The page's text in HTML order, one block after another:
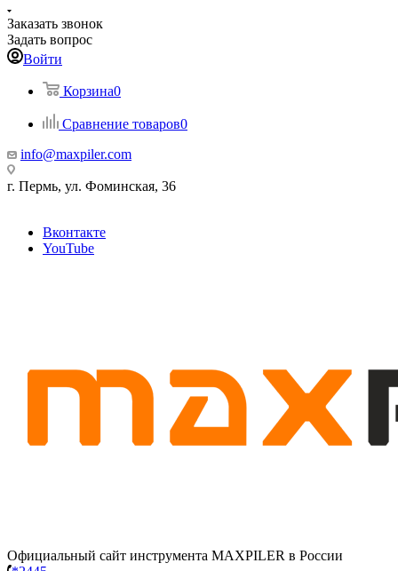
Заказать звонок
Задать вопрос
Войти
Корзина0
Сравнение товаров0
info@maxpiler.com
г. Пермь, ул. Фоминская, 36
Вконтакте
YouTube
Официальный сайт инструмента MAXPILER в России